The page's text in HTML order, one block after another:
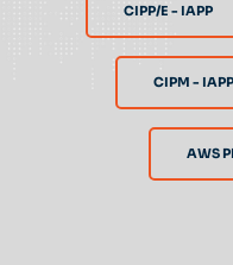
CIPP/E - IAPP
CIPM - IAPP
AWS